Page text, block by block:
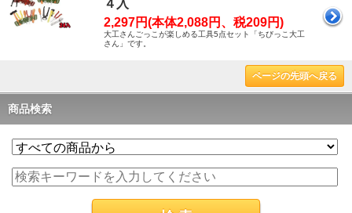
４入
2,297円(本体2,088円、税209円)
大工さんごっこが楽しめる工具5点セット「ちびっこ大工
さん」です。
ページの先頭へ戻る
商品検索